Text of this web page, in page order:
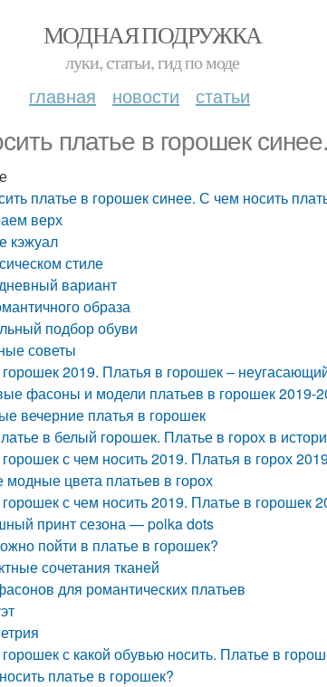
МОДНАЯ ПОДРУЖКА
луки, статьи, гид по моде
главная новости статьи
платье в горошек
платье в горошек синее. С чем носить
верх
кэжуал
стиле
вариант
образа
подбор обуви
советы
2019. Платья в горошек –
фасоны и модели платьев в горошек 2019-
вечерние платья в горошек
в белый горошек. Платье в горох в
с чем носить 2019. Платья в горох
цвета платьев в горох
с чем носить 2019. Платье в горошек
принт сезона — polka dots
пойти в платье в горошек?
сочетания тканей
для романтических платьев
с какой обувью носить. Платье в
платье в горошек?